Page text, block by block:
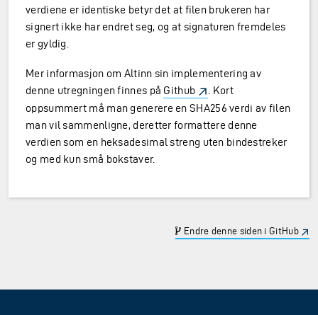
verdiene er identiske betyr det at filen brukeren har
signert ikke har endret seg, og at signaturen fremdeles
er gyldig.
Mer informasjon om Altinn sin implementering av
denne utregningen finnes på Github
. Kort
oppsummert må man generere en SHA256 verdi av filen
man vil sammenligne, deretter formattere denne
verdien som en heksadesimal streng uten bindestreker
og med kun små bokstaver.
Endre denne siden i GitHub